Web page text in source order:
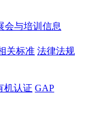
会与培训信息
关标准 法律法规
机认证 GAP